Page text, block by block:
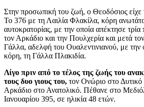
Στην προσωπική του ζωή, ο Θεοδόσιος είχε
Το 376 με τη Λαιλία Φλακίλα, κόρη
αυτοκρατορίας, με την οποία απέκτησε τρία
τον Αρκάδιο και την Πουλχερία και μετά
Γάλλα, αδελφή του Ουαλεντινιανού, με την
κόρη, τη Γάλλα Πλακιδία.
Λίγο πριν από το τέλος της ζωής του
τους δυο γιους του, τον Ονώριο στο Δυτικό
Αρκάδιο στο Ανατολικό. Πέθανε στο
Ιανουαρίου 395, σε ηλικία 48 ετών.